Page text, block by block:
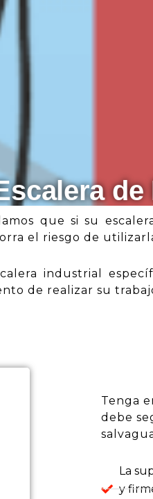
que si su
el riesgo de
industrial
de realizar su
Tenga
debe
La
y